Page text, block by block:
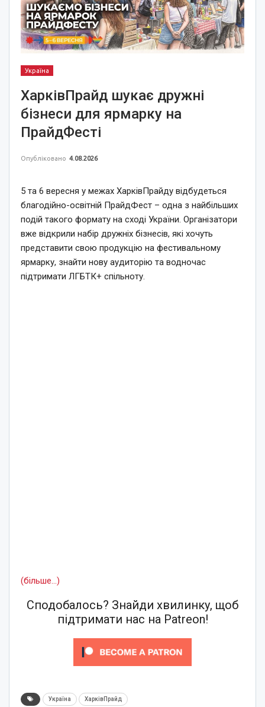
Україна
ХарківПрайд шукає дружні
бізнеси для ярмарку на
ПрайдФесті
Опубліковано 4.08.2026
5 та 6 вересня у межах ХарківПрайду відбудеться
благодійно-освітній ПрайдФест – одна з найбільших
подій такого формату на сході України. Організатори
вже відкрили набір дружніх бізнесів, які хочуть
представити свою продукцію на фестивальному
ярмарку, знайти нову аудиторію та водночас
підтримати ЛГБТК+ спільноту.
(більше…)
Сподобалось? Знайди хвилинку, щоб
підтримати нас на Patreon!
Україна ХарківПрайд